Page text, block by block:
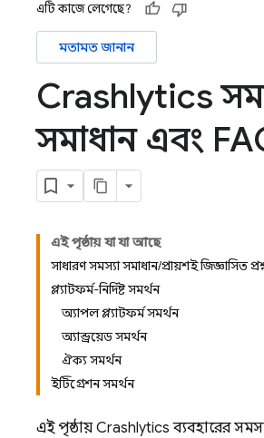
এটি কাজে লেগেছে?
মতামত জানান
Crashlytics
সমাধান এবং
এই পৃষ্ঠায় যা যা আছে
সাধারণ সমস্যা সমাধান/প্রায়শই জিজ্ঞাসিত
প্ল্যাটফর্ম-নির্দিষ্ট সমর্থন
অ্যাপল প্ল্যাটফর্ম সমর্থন
অ্যান্ড্রয়েড সমর্থন
ঐক্য সমর্থন
ইন্টিগ্রেশন সমর্থন
এই পৃষ্ঠায় Crashlytics ব্যবহারের